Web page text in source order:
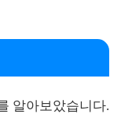
알아보았습니다.